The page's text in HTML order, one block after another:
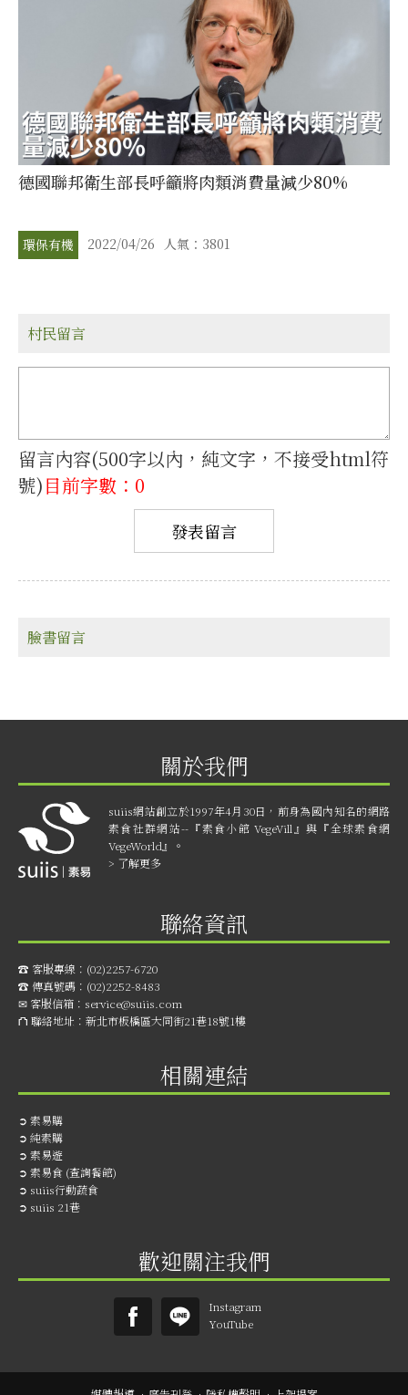
德國聯邦衛生部長呼籲將肉類消費量減少80%
環保有機 2022/04/26 人氣：3801
村民留言
留言內容(500字以內，純文字，不接受html符
號)目前字數：0
臉書留言
關於我們
suiis網站創立於1997年4月30日，前身為國內知名的網路
素食社群網站--『素食小館 VegeVill』與『全球素食網
VegeWorld』。
> 了解更多
聯絡資訊
☎︎ 客服專線： (02)2257-6720
☎︎ 傳真號碼： (02)2252-8483
✉ 客服信箱： service@suiis.com
⛫ 聯絡地址： 新北市板橋區大同街21巷18號1樓
相關連結
➲ 素易購
➲ 純素購
➲ 素易遊
➲ 素易食 (查詢餐館)
➲ suiis行動蔬食
➲ suiis 21巷
歡迎關注我們
Instagram
YouTube